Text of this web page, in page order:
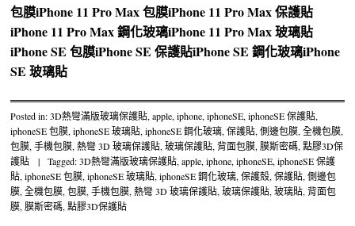
包膜iPhone 11 Pro Max 包膜iPhone 11 Pro Max 保護貼
iPhone 11 Pro Max 鋼化玻璃iPhone 11 Pro Max 玻璃貼
iPhone SE 包膜iPhone SE 保護貼iPhone SE 鋼化玻璃iPhone
SE 玻璃貼
Posted in:3D熱彎滿版玻璃保護貼,apple,iphone,iphoneSE,iphoneSE 保護貼,
iphoneSE 包膜,iphoneSE 玻璃貼,iphoneSE 鋼化玻璃,保護貼,側邊包膜,全機包膜,
包膜,手機包膜,熱彎 3D 玻璃保護貼,玻璃保護貼,背面包膜,膜斯密碼,點膠3D保
護貼
| Tagged:3D熱彎滿版玻璃保護貼,apple,iphone,iphoneSE,iphoneSE 保護
貼,iphoneSE 包膜,iphoneSE 玻璃貼,iphoneSE 鋼化玻璃,保護殼,保護貼,側邊包
膜,全機包膜,包膜,手機包膜,熱彎 3D 玻璃保護貼,玻璃保護貼,玻璃貼,背面包
膜,膜斯密碼,點膠3D保護貼